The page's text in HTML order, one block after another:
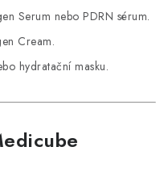
Serum nebo PDRN sérum.
Cream.
hydratační masku.